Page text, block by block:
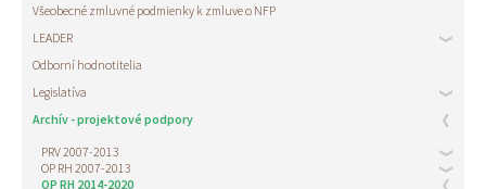
Všeobecné zmluvné podmienky k zmluve o NFP
LEADER
Odborní hodnotitelia
Legislatíva
Archív - projektové podpory
PRV 2007-2013
OP RH 2007-2013
OP RH 2014-2020